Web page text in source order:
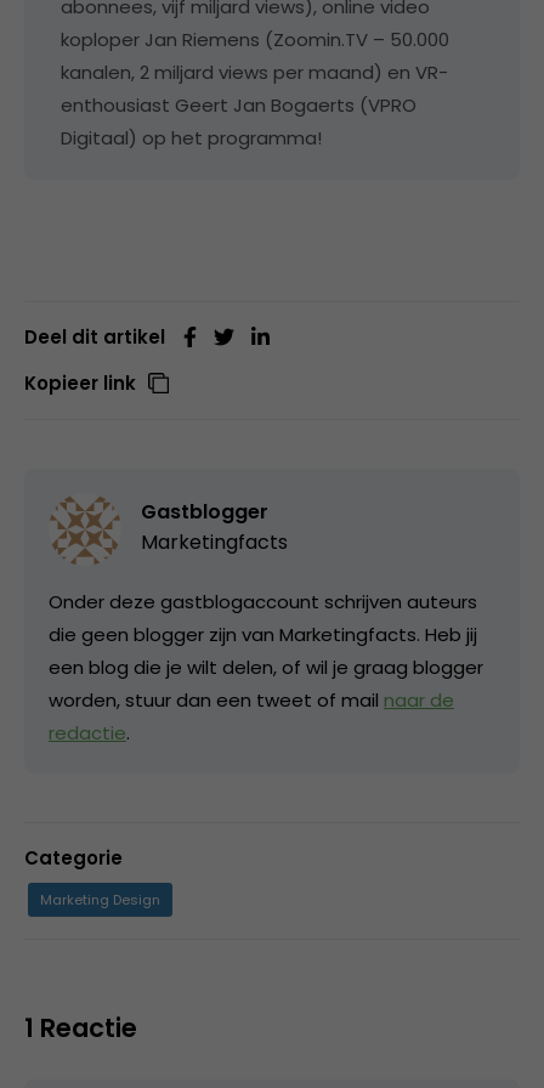
abonnees, vijf miljard views), online video
koploper Jan Riemens (Zoomin.TV – 50.000
kanalen, 2 miljard views per maand) en VR-
enthousiast Geert Jan Bogaerts (VPRO
Digitaal) op het programma!
Deel dit artikel
Kopieer link
Gastblogger
Marketingfacts
Onder deze gastblogaccount schrijven auteurs
die geen blogger zijn van Marketingfacts. Heb jij
een blog die je wilt delen, of wil je graag blogger
worden, stuur dan een tweet of mail naar de
redactie.
Categorie
Marketing Design
1 Reactie